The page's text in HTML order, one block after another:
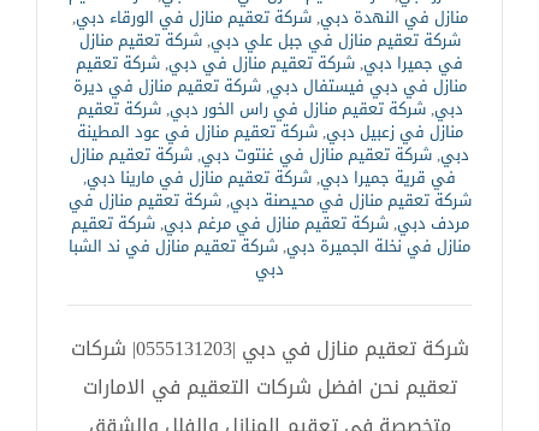
منازل في النهدة دبي,شركة تعقيم منازل في الورقاء دبي,
شركة تعقيم منازل في جبل علي دبي,شركة تعقيم منازل
في جميرا دبي,شركة تعقيم منازل في دبي,شركة تعقيم
منازل في دبي فيستفال دبي,شركة تعقيم منازل في ديرة
دبي,شركة تعقيم منازل في راس الخور دبي,شركة تعقيم
منازل في زعبيل دبي,شركة تعقيم منازل في عود المطينة
دبي,شركة تعقيم منازل في غنتوت دبي,شركة تعقيم منازل
في قرية جميرا دبي,شركة تعقيم منازل في مارينا دبي,
شركة تعقيم منازل في محيصنة دبي,شركة تعقيم منازل في
مردف دبي,شركة تعقيم منازل في مرغم دبي,شركة تعقيم
منازل في نخلة الجميرة دبي,شركة تعقيم منازل في ند الشبا
دبي
شركة تعقيم منازل في دبي |0555131203| شركات
تعقيم نحن افضل شركات التعقيم في الامارات